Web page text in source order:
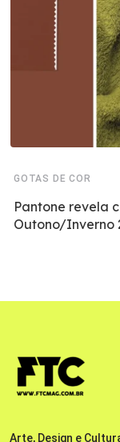
GOTAS DE COR
Pantone revela
Outono/Inverno
Arte, Design e